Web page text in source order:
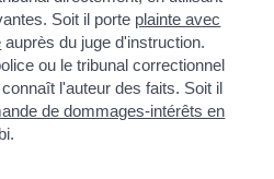
Soit il porte plainte avec
auprès du juge d'instruction.
ou le tribunal correctionnel
l'auteur des faits. Soit il
de dommages-intérêts en